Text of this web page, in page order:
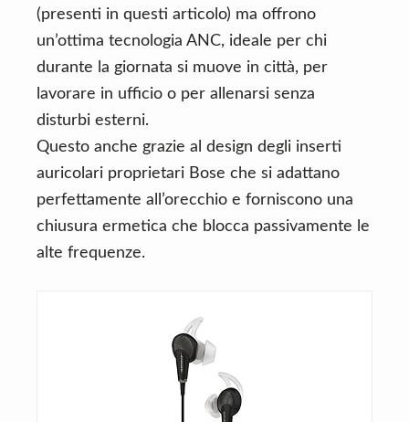
(presenti in questi articolo) ma offrono
un’ottima tecnologia ANC, ideale per chi
durante la giornata si muove in città, per
lavorare in ufficio o per allenarsi senza
disturbi esterni.
Questo anche grazie al design degli inserti
auricolari proprietari Bose che si adattano
perfettamente all’orecchio e forniscono una
chiusura ermetica che blocca passivamente le
alte frequenze.